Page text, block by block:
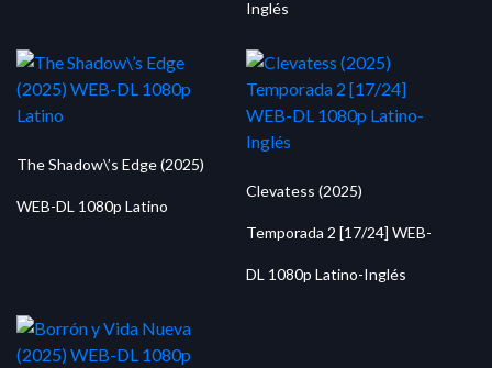
Inglés
The Shadow\’s Edge (2025)
WEB-DL 1080p Latino
Clevatess (2025)
Temporada 2 [17/24] WEB-
DL 1080p Latino-Inglés